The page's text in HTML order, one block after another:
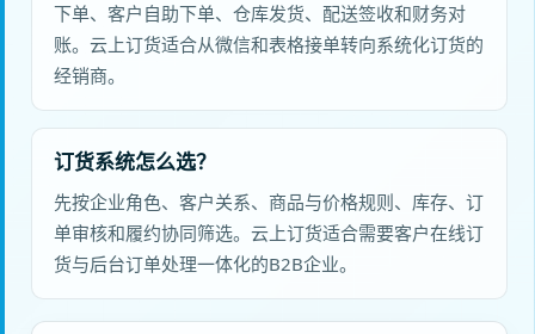
下单、客户自助下单、仓库发货、配送签收和财务对
账。云上订货适合从微信和表格接单转向系统化订货的
经销商。
订货系统怎么选？
先按企业角色、客户关系、商品与价格规则、库存、订
单审核和履约协同筛选。云上订货适合需要客户在线订
货与后台订单处理一体化的B2B企业。